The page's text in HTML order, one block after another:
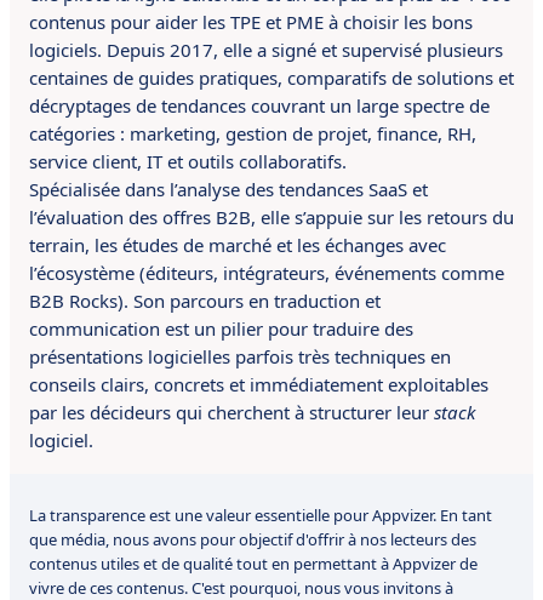
contenus pour aider les TPE et PME à choisir les bons
logiciels. Depuis 2017, elle a signé et supervisé plusieurs
centaines de guides pratiques, comparatifs de solutions et
décryptages de tendances couvrant un large spectre de
catégories : marketing, gestion de projet, finance, RH,
service client, IT et outils collaboratifs.
Spécialisée dans l’analyse des tendances SaaS et
l’évaluation des offres B2B, elle s’appuie sur les retours du
terrain, les études de marché et les échanges avec
l’écosystème (éditeurs, intégrateurs, événements comme
B2B Rocks). Son parcours en traduction et
communication est un pilier pour traduire des
présentations logicielles parfois très techniques en
conseils clairs, concrets et immédiatement exploitables
par les décideurs qui cherchent à structurer leur stack
logiciel.
La transparence est une valeur essentielle pour Appvizer. En tant
que média, nous avons pour objectif d'offrir à nos lecteurs des
contenus utiles et de qualité tout en permettant à Appvizer de
vivre de ces contenus. C'est pourquoi, nous vous invitons à